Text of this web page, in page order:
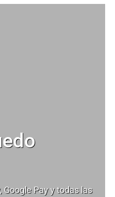
Pay y todas las